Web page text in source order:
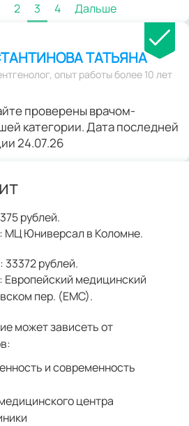
2 3 4 Дальше
ТАТЬЯНА
опыт работы более 10 лет
проверены врачом-
категории. Дата последней
24.07.26
рублей.
МЦ Юниверсал в Коломне.
рублей.
медицинский
пер. (ЕМС).
может зависеть от
и современность
центра